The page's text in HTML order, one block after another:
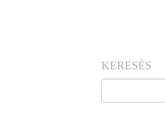
KERESÉS